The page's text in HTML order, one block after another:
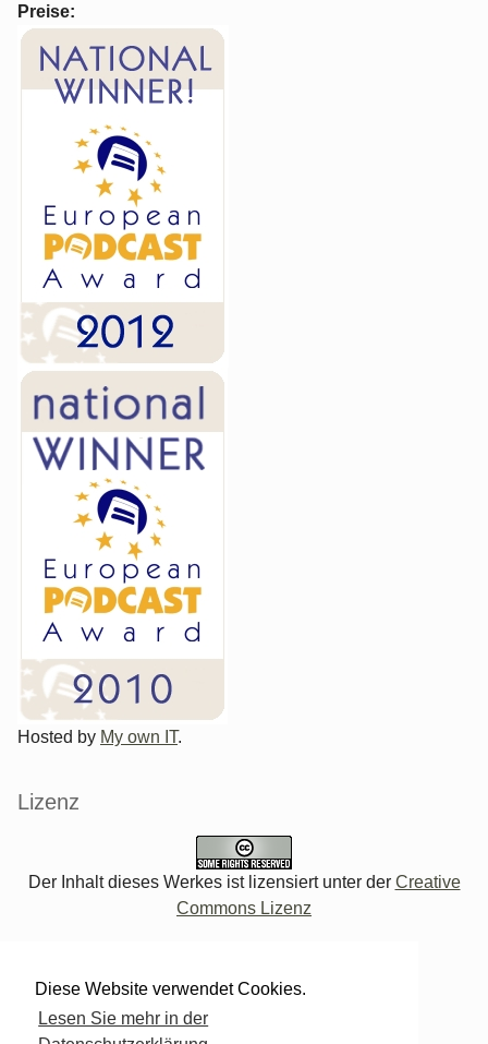
Diese Website verwendet Cookies.
Lesen Sie mehr in der
Preise:
Hosted by My own IT.
Lizenz
Der Inhalt dieses Werkes ist lizensiert unter der Creative
Commons Lizenz
Login